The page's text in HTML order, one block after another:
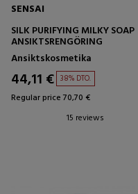
SENSAI
SILK PURIFYING MILKY SOAP
ANSIKTSRENGÖRING
Ansiktskosmetika
44,11 € 38% DTO.
Regular price 70,70 €
15 reviews